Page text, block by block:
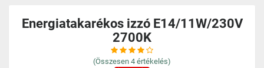
Energiatakarékos izzó E14/11W/230V
2700K
(Összesen 4 értékelés)